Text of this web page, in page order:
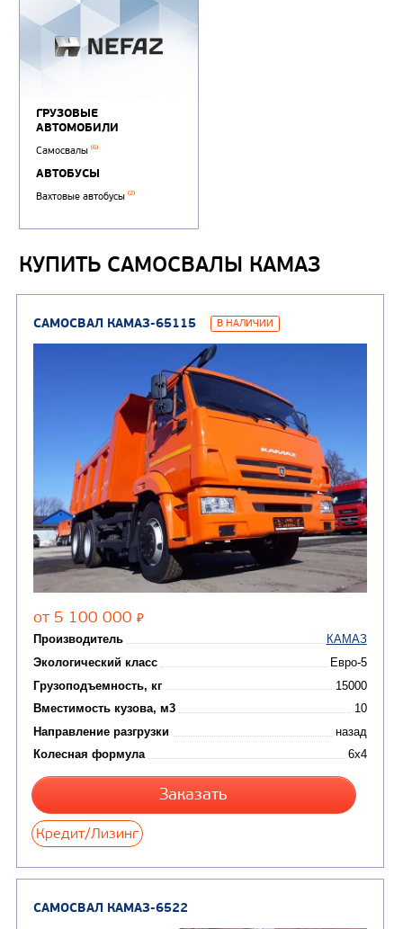
ГРУЗОВЫЕ
АВТОМОБИЛИ
Самосвалы(6)
АВТОБУСЫ
Вахтовые автобусы(2)
КУПИТЬ САМОСВАЛЫ КАМАЗ
САМОСВАЛ КАМАЗ-65115